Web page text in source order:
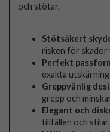
och stötar.
Stötsäkert
risken för skador
Perfekt
exakta
Greppvänlig
grepp och
Elegant och
tillfällen och stilar.